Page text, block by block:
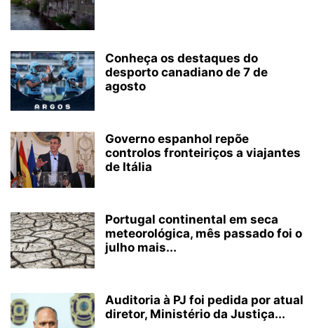
Conheça os destaques do
desporto canadiano de 7 de
agosto
Governo espanhol repõe
controlos fronteiriços a viajantes
de Itália
Portugal continental em seca
meteorológica, mês passado foi o
julho mais...
Auditoria à PJ foi pedida por atual
diretor, Ministério da Justiça...